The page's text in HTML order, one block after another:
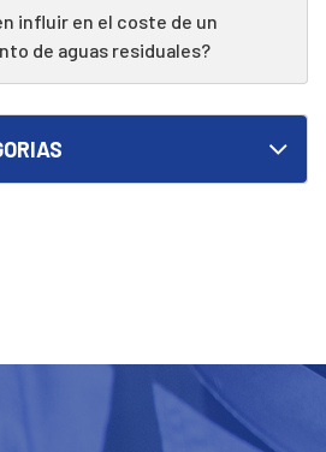
influir en el coste de un
de aguas residuales?